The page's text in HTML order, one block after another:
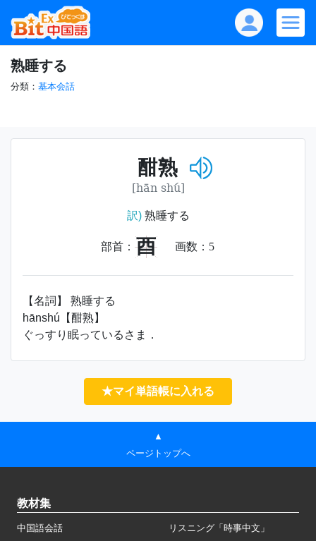
熟睡する
分類： 基本会話
酣熟
[hān shú]
訳)熟睡する
部首： 酉 画数： 5
【名詞】 熟睡する
hānshú【酣熟】
ぐっすり眠っているさま．
★マイ単語帳に入れる
▲
ページトップへ
教材集
中国語会話
リスニング「時事中文」